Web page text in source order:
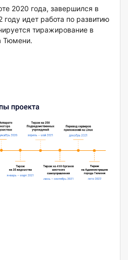
2020 года, завершился в
году идет работа по развитию
тиражирование в
Тюмени.